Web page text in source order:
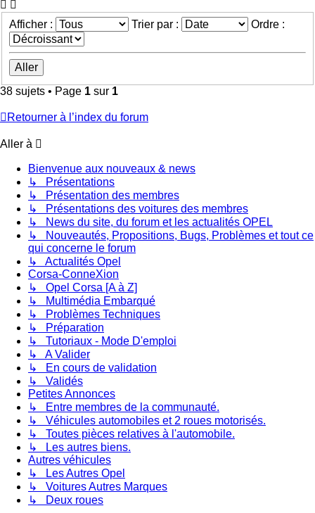
Afficher : Trier par : Ordre :
38 sujets • Page 1 sur 1
Retourner à l’index du forum
Aller à
Bienvenue aux nouveaux & news
↳ Présentations
↳ Présentation des membres
↳ Présentations des voitures des membres
↳ News du site, du forum et les actualités OPEL
↳ Nouveautés, Propositions, Bugs, Problèmes et tout ce
qui concerne le forum
↳ Actualités Opel
Corsa-ConneXion
↳ Opel Corsa [A à Z]
↳ Multimédia Embarqué
↳ Problèmes Techniques
↳ Préparation
↳ Tutoriaux - Mode D'emploi
↳ A Valider
↳ En cours de validation
↳ Validés
Petites Annonces
↳ Entre membres de la communauté.
↳ Véhicules automobiles et 2 roues motorisés.
↳ Toutes pièces relatives à l'automobile.
↳ Les autres biens.
Autres véhicules
↳ Les Autres Opel
↳ Voitures Autres Marques
↳ Deux roues